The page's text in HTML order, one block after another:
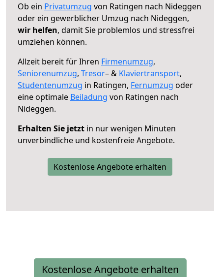
Ob ein Privatumzug von Ratingen nach Nideggen
oder ein gewerblicher Umzug nach Nideggen,
wir helfen, damit Sie problemlos und stressfrei
umziehen können.
Allzeit bereit für Ihren Firmenumzug,
Seniorenumzug, Tresor– & Klaviertransport,
Studentenumzug in Ratingen, Fernumzug oder
eine optimale Beiladung von Ratingen nach
Nideggen.
Erhalten Sie jetzt in nur wenigen Minuten
unverbindliche und kostenfreie Angebote.
Kostenlose Angebote erhalten
Kostenlose Angebote erhalten